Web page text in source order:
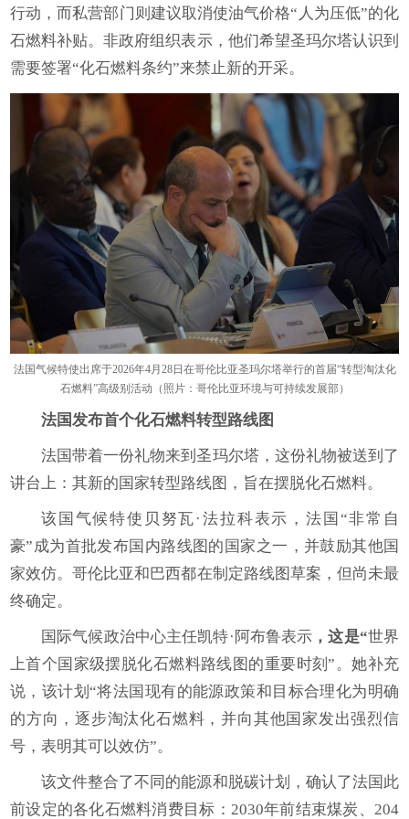
行动，而私营部门则建议取消使油气价格“人为压低”的化
石燃料补贴。非政府组织表示，他们希望圣玛尔塔认识到
需要签署“化石燃料条约”来禁止新的开采。
法国气候特使出席于2026年4月28日在哥伦比亚圣玛尔塔举行的首届“转型淘汰化
石燃料”高级别活动（照片：哥伦比亚环境与可持续发展部）
法国发布首个化石燃料转型路线图
法国带着一份礼物来到圣玛尔塔，这份礼物被送到了
讲台上：其新的国家转型路线图，旨在摆脱化石燃料。
该国气候特使贝努瓦·法拉科表示，法国“非常自
豪”成为首批发布国内路线图的国家之一，并鼓励其他国
家效仿。哥伦比亚和巴西都在制定路线图草案，但尚未最
终确定。
国际气候政治中心主任凯特·阿布鲁表示 ，这是“世界
上首个国家级摆脱化石燃料路线图的重要时刻”。她补充
说，该计划“将法国现有的能源政策和目标合理化为明确
的方向，逐步淘汰化石燃料，并向其他国家发出强烈信
号，表明其可以效仿”。
该文件整合了不同的能源和脱碳计划，确认了法国此
前设定的各化石燃料消费目标：2030年前结束煤炭、204